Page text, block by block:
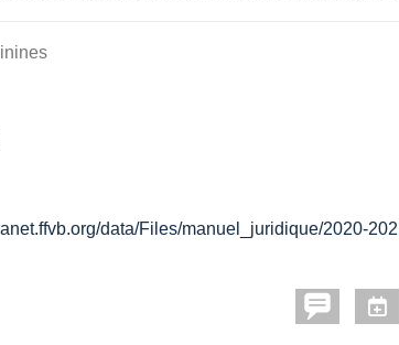
data/Files/manuel_juridique/2020-